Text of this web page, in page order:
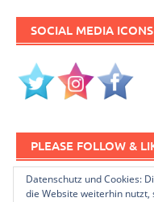
SOCIAL MEDIA ICONS
PLEASE FOLLOW &
Datenschutz und Cookies:
die Website weiterhin nutzt,